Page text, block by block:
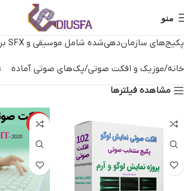
منو
پکیج‌های سازمان‌دهی‌شده شامل موسیقی و SFX برای استفاده فوری.
خانه موزیک و افکت صوتی پک‌های صوتی آماده
مشاهده فیلترها
ویژه